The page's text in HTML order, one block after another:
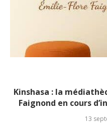
Kinshasa : la
Faignond en cours
13